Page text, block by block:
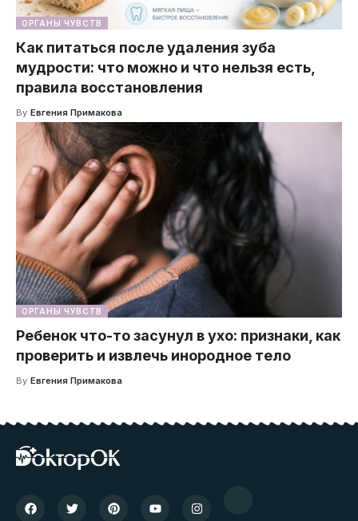
ОРГАНЫ ЧУВСТВ
Как питаться после удаления зуба
мудрости: что можно и что нельзя есть,
правила восстановления
By Евгения Примакова
ОРГАНЫ ЧУВСТВ
Ребенок что-то засунул в ухо: признаки, как
проверить и извлечь инородное тело
By Евгения Примакова